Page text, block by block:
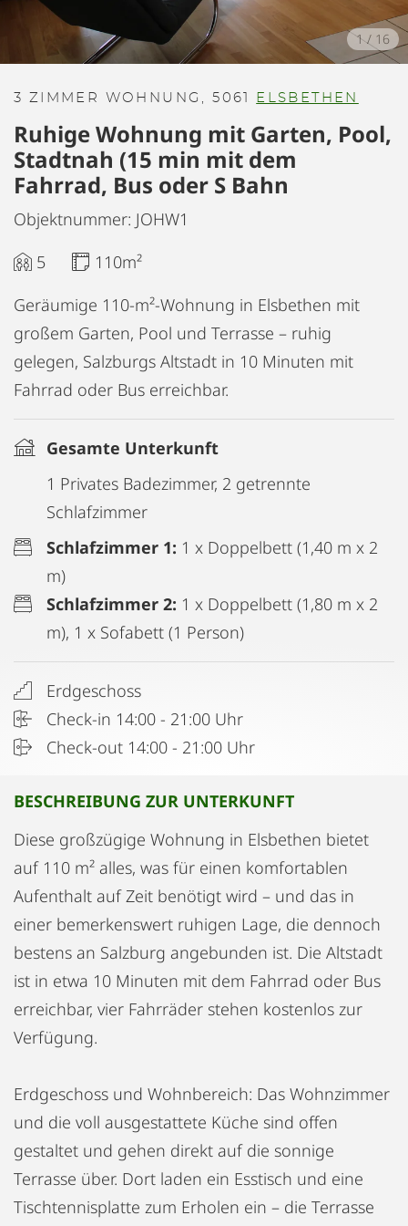
1/ 16
3 ZIMMER WOHNUNG, 5061 ELSBETHEN
Ruhige Wohnung mit Garten, Pool,
Stadtnah (15 min mit dem
Fahrrad, Bus oder S Bahn
Objektnummer: JOHW1
5
110m²
Geräumige 110-m²-Wohnung in Elsbethen mit
großem Garten, Pool und Terrasse – ruhig
gelegen, Salzburgs Altstadt in 10 Minuten mit
Fahrrad oder Bus erreichbar.
Gesamte Unterkunft
1 Privates Badezimmer, 2 getrennte
Schlafzimmer
Schlafzimmer 1: 1 x Doppelbett (1,40 m x 2
m)
Schlafzimmer 2: 1 x Doppelbett (1,80 m x 2
m), 1 x Sofabett (1 Person)
Erdgeschoss
Check-in 14:00 - 21:00 Uhr
Check-out 14:00 - 21:00 Uhr
BESCHREIBUNG ZUR UNTERKUNFT
Diese großzügige Wohnung in Elsbethen bietet
auf 110 m² alles, was für einen komfortablen
Aufenthalt auf Zeit benötigt wird – und das in
einer bemerkenswert ruhigen Lage, die dennoch
bestens an Salzburg angebunden ist. Die Altstadt
ist in etwa 10 Minuten mit dem Fahrrad oder Bus
erreichbar, vier Fahrräder stehen kostenlos zur
Verfügung.
Erdgeschoss und Wohnbereich: Das Wohnzimmer
und die voll ausgestattete Küche sind offen
gestaltet und gehen direkt auf die sonnige
Terrasse über. Dort laden ein Esstisch und eine
Tischtennisplatte zum Erholen ein – die Terrasse